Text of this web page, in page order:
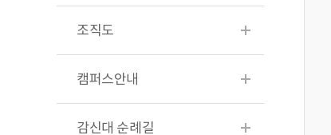
조직도
캠퍼스안내
감신대 순례길